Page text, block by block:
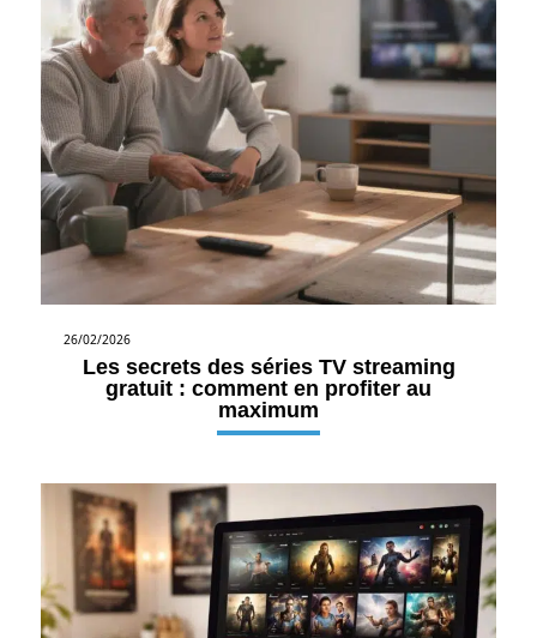
26/02/2026
Les secrets des séries TV streaming
gratuit : comment en profiter au
maximum